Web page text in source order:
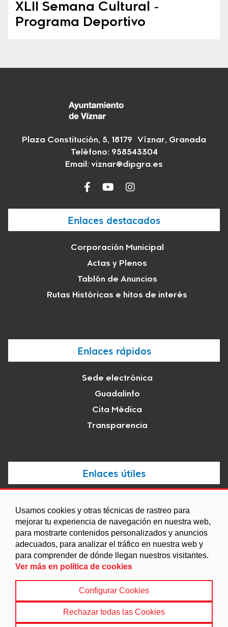
Usamos cookies y otras técnicas de rastreo para
mejorar tu experiencia de navegación en nuestra web,
para mostrarte contenidos personalizados y anuncios
adecuados, para analizar el tráfico en nuestra web y
para comprender de dónde llegan nuestros visitantes.
Ver más en política de cookies
Configurar Cookies
Rechazar todas las Cookies
XLII Semana Cultural -
Programa Deportivo
Plaza Constitución, 5, 18179 Víznar, Granada
Teléfono: 958543304
Email: viznar@dipgra.es
Enlaces destacados
Corporación Municipal
Actas y Plenos
Tablón de Anuncios
Rutas Históricas e hitos de interés
Enlaces rápidos
Sede electrónica
Guadalinfo
Cita Médica
Transparencia
Enlaces útiles
Agenda
Ordenanzas
Entidades y asociaciones
© 2024 Ayuntamiento de Víznar
Política de Cookies